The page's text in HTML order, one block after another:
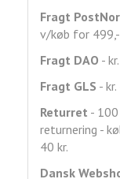
Fragt
v/køb for
Fragt DAO -
Fragt GLS -
Returret -
returnering -
40 kr.
Dansk